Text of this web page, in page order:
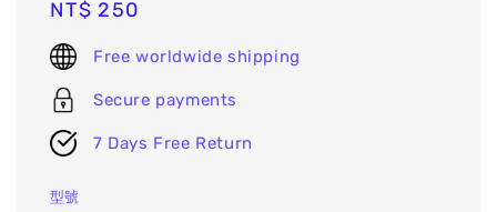
Regular
price
NT$ 250
Free worldwide shipping
Secure payments
7 Days Free Return
型號